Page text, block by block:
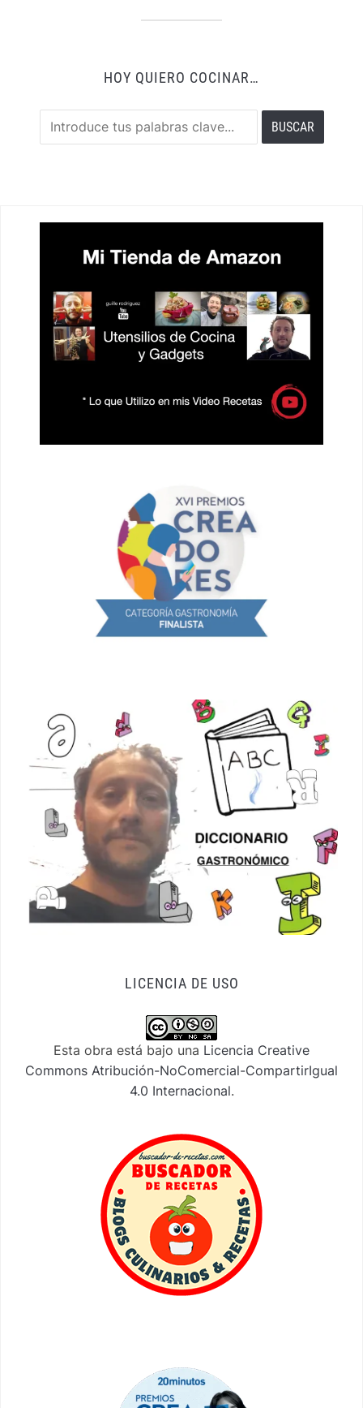
HOY QUIERO COCINAR…
LICENCIA DE USO
Esta obra está bajo una Licencia Creative
Commons Atribución-NoComercial-CompartirIgual
4.0 Internacional.